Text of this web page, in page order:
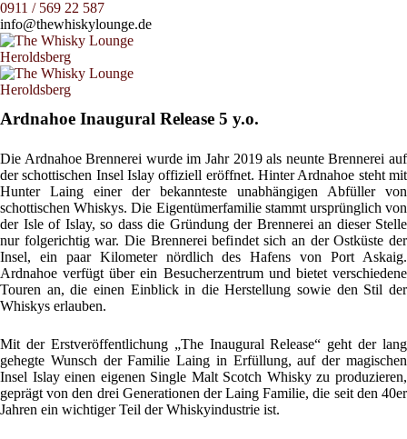
0911 / 569 22 587
info@thewhiskylounge.de
Ardnahoe Inaugural Release 5 y.o.
Die Ardnahoe Brennerei wurde im Jahr 2019 als neunte Brennerei auf
der schottischen Insel Islay offiziell eröffnet. Hinter Ardnahoe steht mit
Hunter Laing einer der bekannteste unabhängigen Abfüller von
schottischen Whiskys. Die Eigentümerfamilie stammt ursprünglich von
der Isle of Islay, so dass die Gründung der Brennerei an dieser Stelle
nur folgerichtig war. Die Brennerei befindet sich an der Ostküste der
Insel, ein paar Kilometer nördlich des Hafens von Port Askaig.
Ardnahoe verfügt über ein Besucherzentrum und bietet verschiedene
Touren an, die einen Einblick in die Herstellung sowie den Stil der
Whiskys erlauben.
Mit der Erstveröffentlichung „The Inaugural Release“ geht der lang
gehegte Wunsch der Familie Laing in Erfüllung, auf der magischen
Insel Islay einen eigenen Single Malt Scotch Whisky zu produzieren,
geprägt von den drei Generationen der Laing Familie, die seit den 40er
Jahren ein wichtiger Teil der Whiskyindustrie ist.